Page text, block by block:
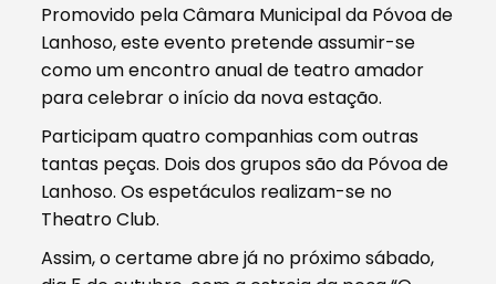
Promovido pela Câmara Municipal da Póvoa de
Lanhoso, este evento pretende assumir-se
como um encontro anual de teatro amador
para celebrar o início da nova estação.
Participam quatro companhias com outras
tantas peças. Dois dos grupos são da Póvoa de
Lanhoso. Os espetáculos realizam-se no
Theatro Club.
Assim, o certame abre já no próximo sábado,